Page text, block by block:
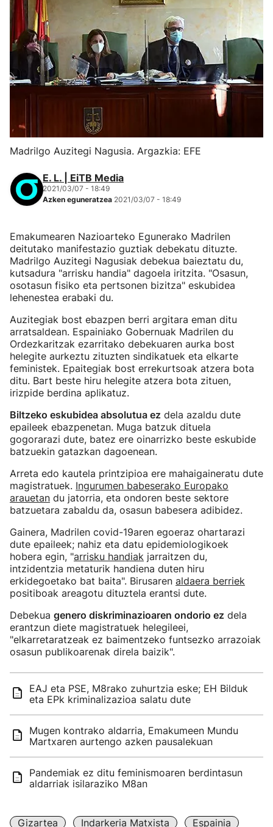
Madrilgo Auzitegi Nagusia. Argazkia: EFE
E. L. | EiTB Media
2021/03/07 - 18:49
Azken eguneratzea 2021/03/07 - 18:49
Emakumearen Nazioarteko Egunerako Madrilen
deitutako manifestazio guztiak debekatu dituzte.
Madrilgo Auzitegi Nagusiak debekua baieztatu du,
kutsadura "arrisku handia" dagoela iritzita. "Osasun,
osotasun fisiko eta pertsonen bizitza" eskubidea
lehenestea erabaki du.
Auzitegiak bost ebazpen berri argitara eman ditu
arratsaldean. Espainiako Gobernuak Madrilen du
Ordezkaritzak ezarritako debekuaren aurka bost
helegite aurkeztu zituzten sindikatuek eta elkarte
feministek. Epaitegiak bost errekurtsoak atzera bota
ditu. Bart beste hiru helegite atzera bota zituen,
irizpide berdina aplikatuz.
Biltzeko eskubidea absolutua ez dela azaldu dute
epaileek ebazpenetan. Muga batzuk dituela
gogorarazi dute, batez ere oinarrizko beste eskubide
batzuekin gatazkan dagoenean.
Arreta edo kautela printzipioa ere mahaigaineratu dute
magistratuek. Ingurumen babeserako Europako
arauetan du jatorria, eta ondoren beste sektore
batzuetara zabaldu da, osasun babesera adibidez.
Gainera, Madrilen covid-19aren egoeraz ohartarazi
dute epaileek; nahiz eta datu epidemiologikoek
hobera egin, "arrisku handiak jarraitzen du,
intzidentzia metaturik handiena duten hiru
erkidegoetako bat baita". Birusaren aldaera berriek
positiboak areagotu dituztela erantsi dute.
Debekua genero diskriminazioaren ondorio ez dela
erantzun diete magistratuek helegileei,
"elkarretaratzeak ez baimentzeko funtsezko arrazoiak
osasun publikoarenak direla baizik".
EAJ eta PSE, M8rako zuhurtzia eske; EH Bilduk
eta EPk kriminalizazioa salatu dute
Mugen kontrako aldarria, Emakumeen Mundu
Martxaren aurtengo azken pausalekuan
Pandemiak ez ditu feminismoaren berdintasun
aldarriak isilaraziko M8an
Gizartea Indarkeria Matxista
Espainia